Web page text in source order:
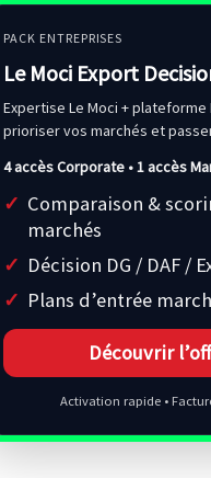
PACK ENTREPRISES
Le Moci Export
Expertise Le Moci + plateforme
prioriser vos marchés et
4 accès Corporate • 1 accès
Comparaison &
marchés
Décision DG / DAF /
Plans d’entrée
Découvrir
Activation rapide •